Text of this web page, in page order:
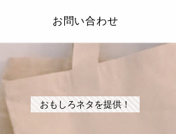
おもしろネタを提供！
お問い合わせ